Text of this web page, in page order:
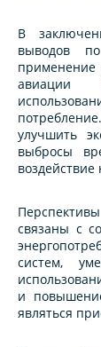
В
выводов
применение
авиации
улучшить
выбросы
связаны с
систем,
и
являться